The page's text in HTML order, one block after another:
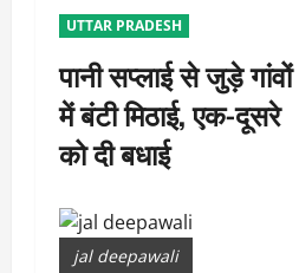
UTTAR PRADESH
पानी सप्लाई से जुड़े गांवों
में बंटी मिठाई, एक-दूसरे
को दी बधाई
jal deepawali